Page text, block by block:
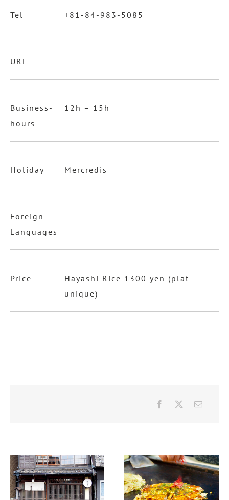
Tel +81-84-983-5085
URL
Business-
hours
12h – 15h
Holiday Mercredis
Foreign
Languages
Price
Hayashi Rice 1300 yen (plat
unique)